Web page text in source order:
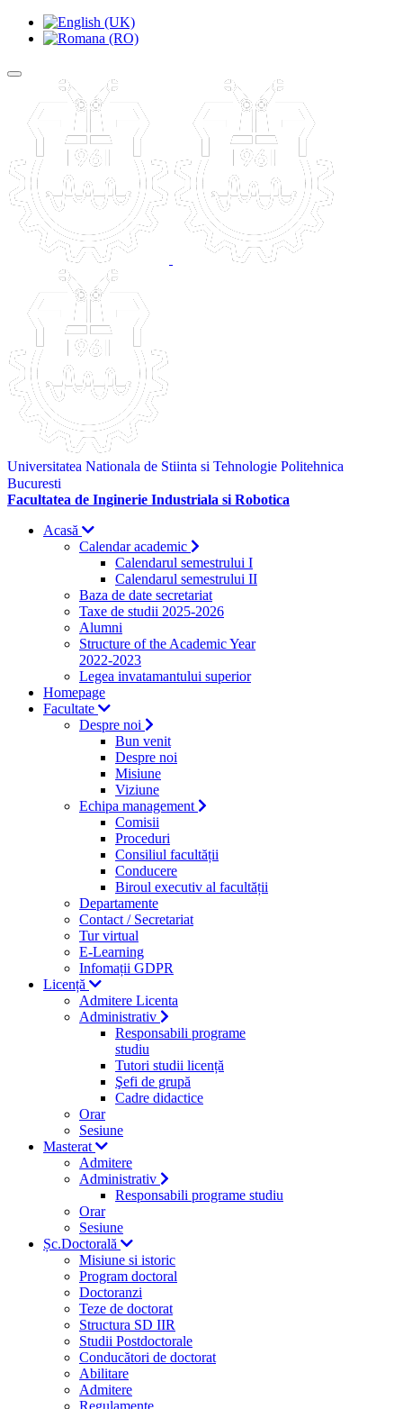
Universitatea Nationala de Stiinta si Tehnologie Politehnica
Bucuresti
Facultatea de Inginerie Industriala si Robotica
Acasă
Calendar academic
Calendarul semestrului I
Calendarul semestrului II
Baza de date secretariat
Taxe de studii 2025-2026
Alumni
Structure of the Academic Year
2022-2023
Legea invatamantului superior
Homepage
Facultate
Despre noi
Bun venit
Despre noi
Misiune
Viziune
Echipa management
Comisii
Proceduri
Consiliul facultății
Conducere
Biroul executiv al facultății
Departamente
Contact / Secretariat
Tur virtual
E-Learning
Infomații GDPR
Licență
Admitere Licenta
Administrativ
Responsabili programe
studiu
Tutori studii licență
Şefi de grupă
Cadre didactice
Orar
Sesiune
Masterat
Admitere
Administrativ
Responsabili programe studiu
Orar
Sesiune
Șc.Doctorală
Misiune si istoric
Program doctoral
Doctoranzi
Teze de doctorat
Structura SD IIR
Studii Postdoctorale
Conducători de doctorat
Abilitare
Admitere
Regulamente